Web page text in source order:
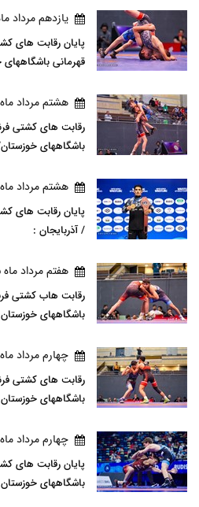
يازدهم مرداد ماه
پایان رقابت های
قهرمانی
هشتم مرداد ماه 1405
رقابت های کشتی
باشگاههای
هشتم مرداد ماه 1405
پایان رقابت های
/ آذربایجان :
هفتم مرداد ماه 1405
رقابت هاب کشتی
باشگاههای
چهارم مرداد ماه 1405
رقابت های کشتی
باشگاههای
چهارم مرداد ماه 1405
پایان رقابت های
باشگاههای